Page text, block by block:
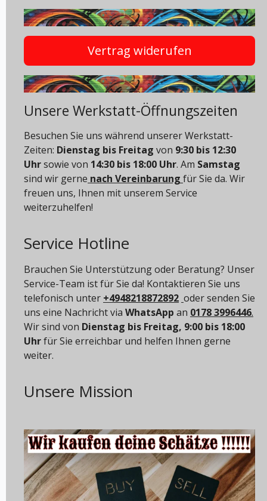
Vertrag widerufen
Unsere Werkstatt-Öffnungszeiten
Besuchen Sie uns während unserer Werkstatt-
Zeiten: Dienstag bis Freitag von 9:30 bis 12:30
Uhrsowie von 14:30 bis 18:00 Uhr. Am Samstag
sind wir gerne nach Vereinbarung für Sie da. Wir
freuen uns, Ihnen mit unserem Service
weiterzuhelfen!
Service Hotline
Brauchen Sie Unterstützung oder Beratung? Unser
Service-Team ist für Sie da! Kontaktieren Sie uns
telefonisch unter +4948218872892 oder senden Sie
uns eine Nachricht via WhatsApp an 0178 3996446.
Wir sind von Dienstag bis Freitag, 9:00 bis 18:00
Uhrfür Sie erreichbar und helfen Ihnen gerne
weiter.
Unsere Mission